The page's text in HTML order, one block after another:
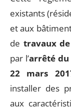
existants
et aux
de travaux
par l’arrêté du
22 mars
installer des
aux